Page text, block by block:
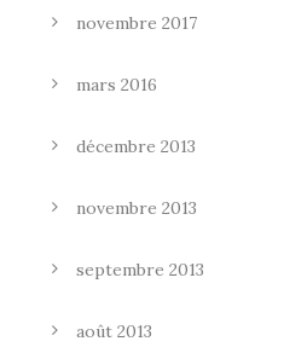
novembre 2017
mars 2016
décembre 2013
novembre 2013
septembre 2013
août 2013